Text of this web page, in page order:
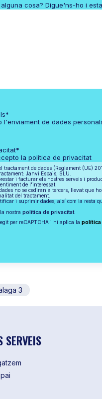
cosa? Digue'ns-ho i
*
l'enviament de dades
*
la política de privacitat
tractament de dades (Reglament (UE)
Janvi Espais, SLU.
i facturar els nostres serveis i
de l'interessat.
no se cediran a tercers, llevat que
del tractament.
i suprimir dades, així com la resta
la nostrapolítica de privacitat.
per reCAPTCHA i hi aplica lapolítica
3
SERVEIS